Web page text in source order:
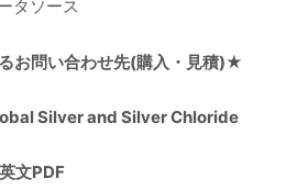
タソース
お問い合わせ先(購入・見積)★
Silver and Silver Chloride
文PDF